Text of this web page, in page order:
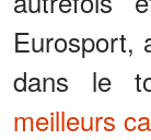
Eurosport,
dans le
meilleurs